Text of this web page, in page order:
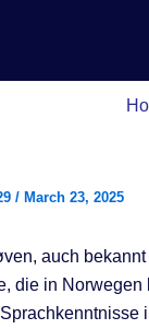
/ March 23, 2025
auch
die in